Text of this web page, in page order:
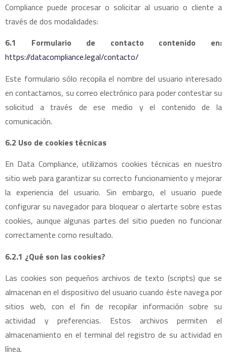
Compliance puede procesar o solicitar al usuario o cliente a
través de dos modalidades:
6.1 Formulario de contacto contenido en:
https://datacompliance.legal/contacto/
Este formulario sólo recopila el nombre del usuario interesado
en contactarnos, su correo electrónico para poder contestar su
solicitud a través de ese medio y el contenido de la
comunicación.
6.2 Uso de cookies técnicas
En Data Compliance, utilizamos cookies técnicas en nuestro
sitio web para garantizar su correcto funcionamiento y mejorar
la experiencia del usuario. Sin embargo, el usuario puede
configurar su navegador para bloquear o alertarte sobre estas
cookies, aunque algunas partes del sitio pueden no funcionar
correctamente como resultado.
6.2.1 ¿Qué son las cookies?
Las cookies son pequeños archivos de texto (scripts) que se
almacenan en el dispositivo del usuario cuando éste navega por
sitios web, con el fin de recopilar información sobre su
actividad y preferencias. Estos archivos permiten el
almacenamiento en el terminal del registro de su actividad en
línea.